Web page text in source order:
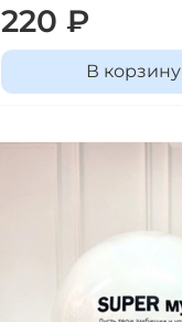
220 ₽
В корзину